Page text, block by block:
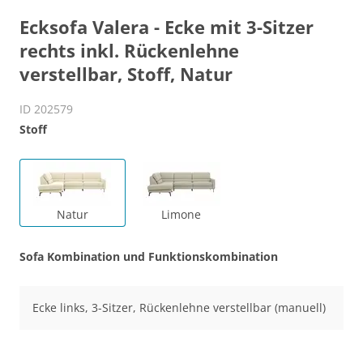
Ecksofa Valera - Ecke mit 3-Sitzer
rechts inkl. Rückenlehne
verstellbar, Stoff, Natur
ID 202579
Stoff
Natur Limone
Sofa Kombination und Funktionskombination
Ecke links, 3-Sitzer, Rückenlehne verstellbar (manuell)